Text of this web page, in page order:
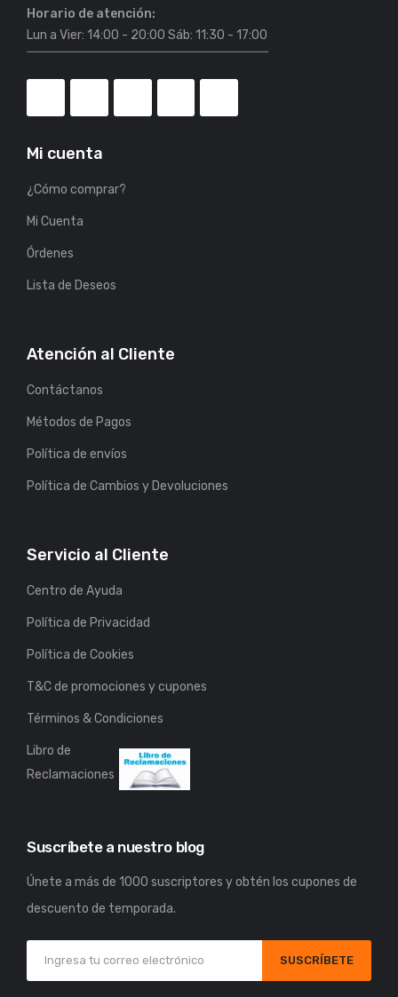
Horario de atención:
Lun a Vier: 14:00 - 20:00 Sáb: 11:30 - 17:00
Mi cuenta
¿Cómo comprar?
Mi Cuenta
Órdenes
Lista de Deseos
Atención al Cliente
Contáctanos
Métodos de Pagos
Política de envíos
Política de Cambios y Devoluciones
Servicio al Cliente
Centro de Ayuda
Política de Privacidad
Política de Cookies
T&C de promociones y cupones
Términos & Condiciones
Libro de
Reclamaciones
Suscríbete a nuestro blog
Únete a más de 1000 suscriptores y obtén los cupones de
descuento de temporada.
SUSCRÍBETE